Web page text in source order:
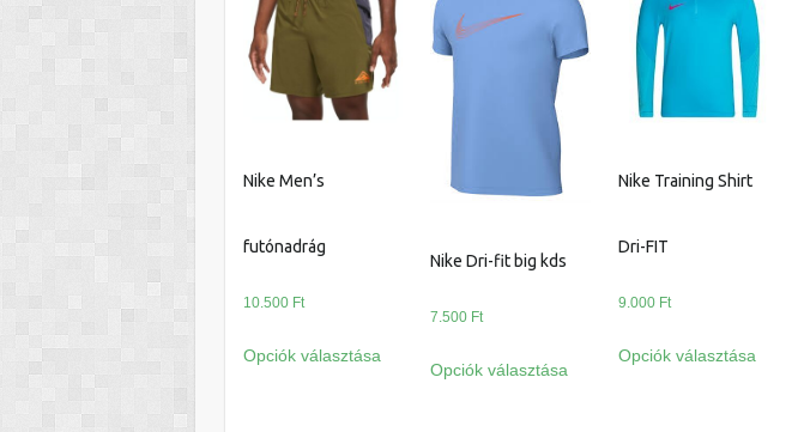
Nike Men’s
futónadrág
10.500 Ft
Opciók választása
a
Nike Dri-fit big kds
7.500 Ft
Opciók választása
a
Nike Training Shirt
Dri-FIT
9.000 Ft
Opciók választása
a